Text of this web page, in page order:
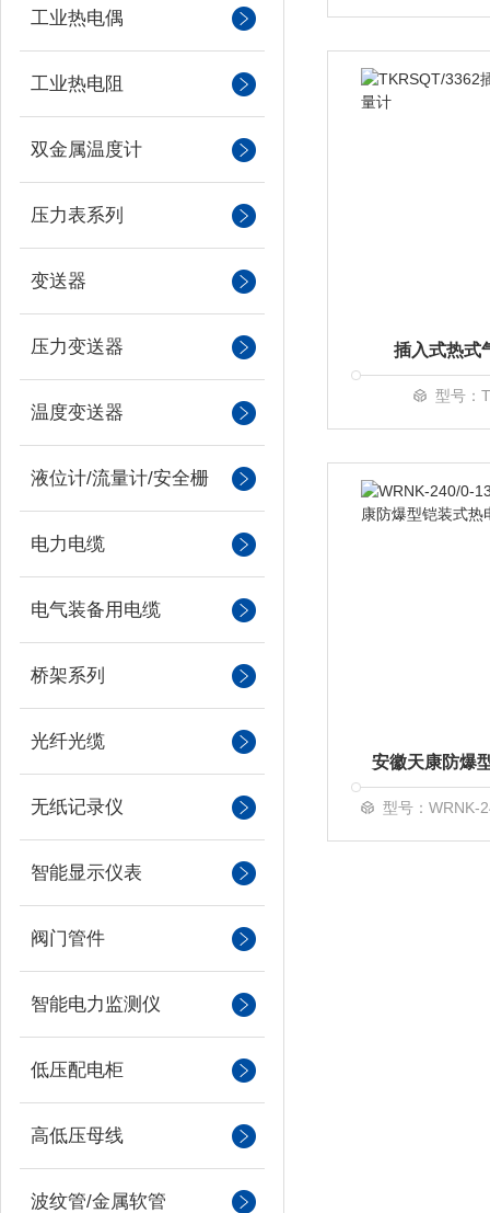
工业热电偶
工业热电阻
双金属温度计
压力表系列
变送器
压力变送器
温度变送器
液位计/流量计/安全栅
电力电缆
电气装备用电缆
桥架系列
光纤光缆
无纸记录仪
智能显示仪表
阀门管件
智能电力监测仪
低压配电柜
高低压母线
波纹管/金属软管
插入式热式
型号：
型号：WRNK-